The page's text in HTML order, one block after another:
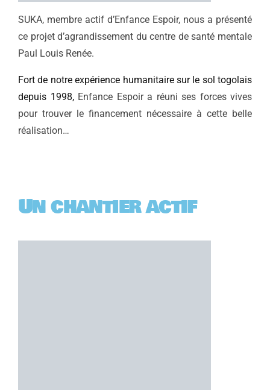
SUKA, membre actif d’Enfance Espoir, nous a présenté
ce projet d’agrandissement du centre de santé mentale
Paul Louis Renée.
Fort de notre expérience humanitaire sur le sol togolais
depuis 1998,Enfance Espoir a réuni ses forces vives
pour trouver le financement nécessaire à cette belle
réalisation…
Un chantier actif